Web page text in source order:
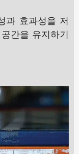
과 효과성을 저
간을 유지하기